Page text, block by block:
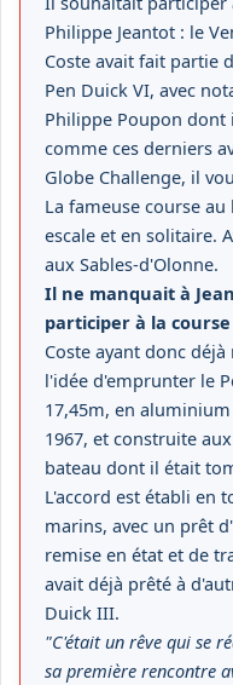
Philippe Jeantot : le
Coste avait fait partie
Pen Duick VI, avec
Philippe Poupon dont
comme ces derniers
Globe Challenge, il
La fameuse course au
escale et en solitaire.
aux Sables-d'Olonne.
Il ne manquait à
participer à la
Coste ayant donc
l'idée d'emprunter le
17,45m, en
1967, et construite
bateau dont il était
L'accord est établi en
marins, avec un prêt
remise en état et de
avait déjà prêté à
Duick III.
"C'était un rêve qui se
sa première rencontre